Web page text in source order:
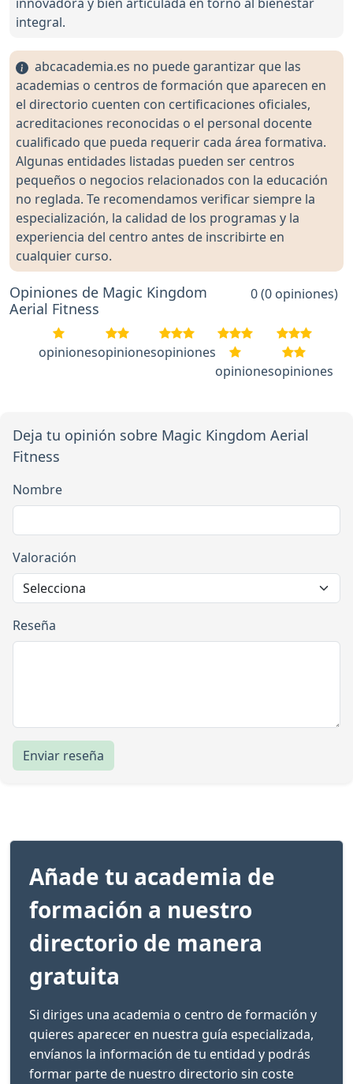
integral.
abcacademia.es no puede garantizar que las
academias o centros de formación que aparecen en
el directorio cuenten con certificaciones oficiales,
acreditaciones reconocidas o el personal docente
cualificado que pueda requerir cada área formativa.
Algunas entidades listadas pueden ser centros
pequeños o negocios relacionados con la educación
no reglada. Te recomendamos verificar siempre la
especialización, la calidad de los programas y la
experiencia del centro antes de inscribirte en
cualquier curso.
Opiniones de Magic Kingdom
Aerial Fitness
0 (0 opiniones)
opinionesopinionesopiniones
opinionesopiniones
Deja tu opinión sobre Magic Kingdom Aerial
Fitness
Nombre
Valoración
Reseña
Enviar reseña
Añade tu academia de
formación a nuestro
directorio de manera
gratuita
Si diriges una academia o centro de formación y
quieres aparecer en nuestra guía especializada,
envíanos la información de tu entidad y podrás
formar parte de nuestro directorio sin coste